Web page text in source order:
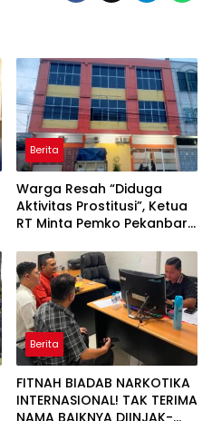
Berita
Warga Resah “Diduga
Aktivitas Prostitusi”, Ketua
RT Minta Pemko Pekanbaru
Aktivitas Z Homestay di
Jalan Tanjung Datuk
Berita
FITNAH BIADAB NARKOTIKA
INTERNASIONAL! TAK TERIMA
NAMA BAIKNYA DIINJAK-